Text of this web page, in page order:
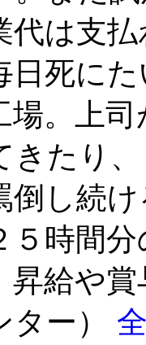
代は支
日死に
場。上
きたり
倒し続
５時間
昇給や
ター）